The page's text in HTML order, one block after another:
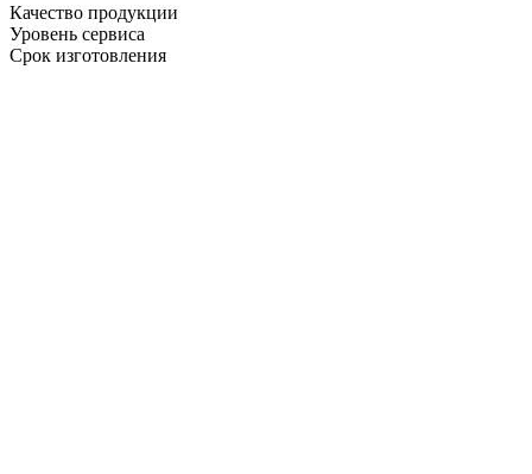
Качество продукции
Уровень сервиса
Срок изготовления